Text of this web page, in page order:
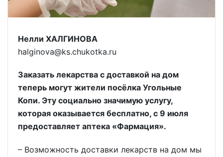
Нелли ХАЛГИНОВА
halginova@ks.chukotka.ru
Заказать лекарства с доставкой на дом
теперь могут жители посёлка Угольные
Копи. Эту социально значимую услугу,
которая оказывается бесплатно, с 9 июля
предоставляет аптека «Фармация».
– Возможность доставки лекарств на дом мы